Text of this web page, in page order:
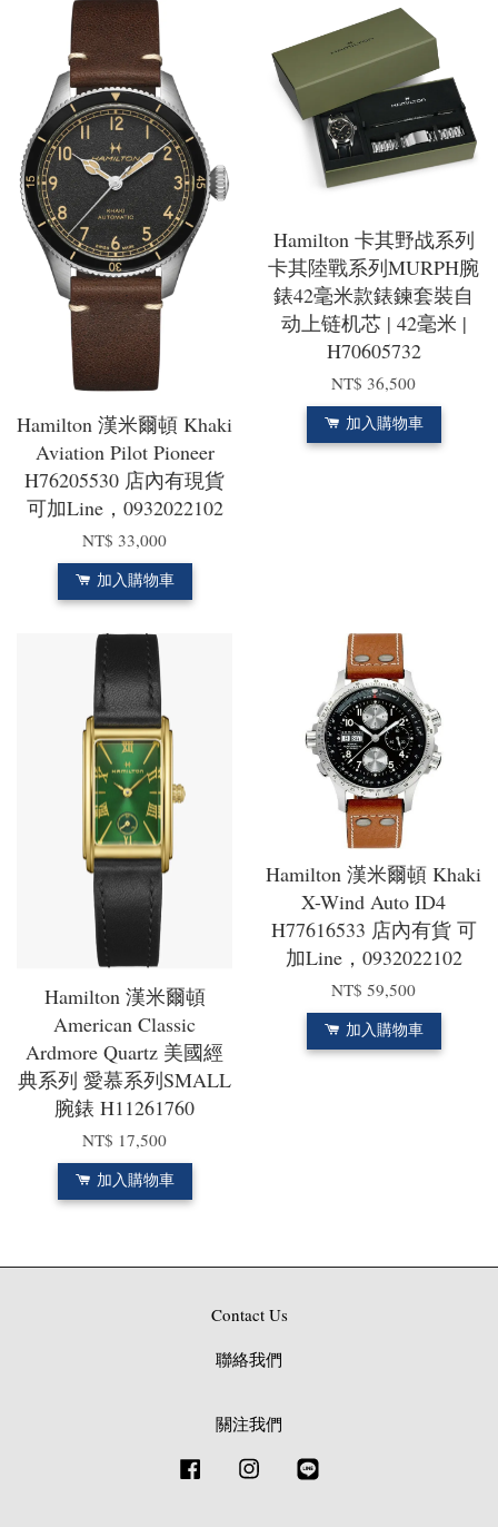
Hamilton 漢米爾頓 Khaki
Aviation Pilot Pioneer
H76205530 店內有現貨
可加Line，0932022102
NT$ 33,000
加入購物車
Hamilton 卡其野战系列
卡其陸戰系列MURPH腕
錶42毫米款錶鍊套裝自
动上链机芯 | 42毫米 |
H70605732
NT$ 36,500
加入購物車
Hamilton 漢米爾頓
American Classic
Ardmore Quartz 美國經
典系列 愛慕系列SMALL
腕錶 H11261760
NT$ 17,500
加入購物車
Hamilton 漢米爾頓 Khaki
X-Wind Auto ID4
H77616533 店內有貨 可
加Line，0932022102
NT$ 59,500
加入購物車
Contact Us
聯絡我們
關注我們
Facebook Instagram